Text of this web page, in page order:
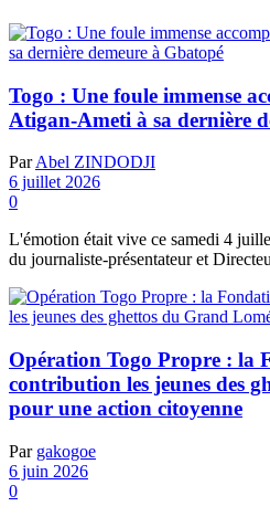
Togo : Une foule immense
Atigan-Ameti à sa dernière
Par Abel ZINDODJI
6 juillet 2026
0
L'émotion était vive ce samedi 4
du journaliste-présentateur et
Opération Togo Propre : la
contribution les jeunes des
pour une action citoyenne
Par gakogoe
6 juin 2026
0